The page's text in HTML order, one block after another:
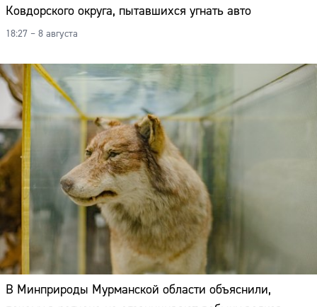
Ковдорского округа, пытавшихся угнать авто
18:27 – 8 августа
В Минприроды Мурманской области объяснили,